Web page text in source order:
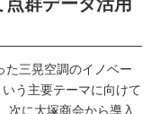
た三晃空調のイノベー
う主要テーマに向けて
次に大塚商会から導入